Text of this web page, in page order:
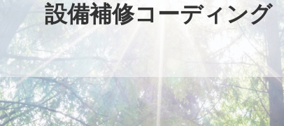
設備補修コーディング